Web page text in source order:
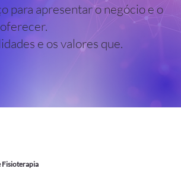
para apresentar o negócio e o
e os valores que.
Fisioterapia